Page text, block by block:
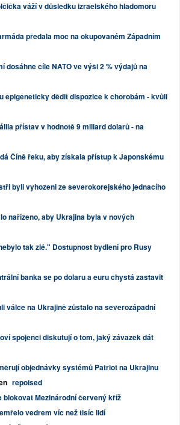
váží v důsledku izraelského hladomoru
předala moc na okupovaném Západním
dosáhne cíle NATO ve výši 2 % výdajů na
epigeneticky dědit dispozice k chorobám - kvůli
přístav v hodnotě 9 miliard dolarů - na
Číně řeku, aby získala přístup k Japonskému
byli vyhozeni ze severokorejského jednacího
nařízeno, aby Ukrajina byla v nových
tak zlé." Dostupnost bydlení pro Rusy
banka se po dolaru a euru chystá zastavit
válce na Ukrajině zůstalo na severozápadní
spojenci diskutují o tom, jaký závazek dát
objednávky systémů Patriot na Ukrajinu
repoised
blokovat Mezinárodní červený kříž
vedrem víc než tisíc lidí